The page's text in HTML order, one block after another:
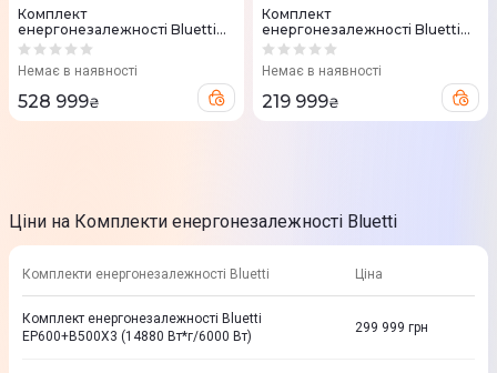
Комплект
енергонезалежності Bluetti
EP600+B500X4 (19840
Немає в наявності
528 999₴
Комплект
енергонезалежності Bluetti
EP760+B500X2 (9920
Немає в наявності
219 999₴
Ціни на Комплекти енергонезалежності Bluetti
Комплекти енергонезалежності Bluetti Ціна
Комплект енергонезалежності Bluetti
EP600+B500X3 (14880 Вт*г/6000 Вт)
299 999 грн